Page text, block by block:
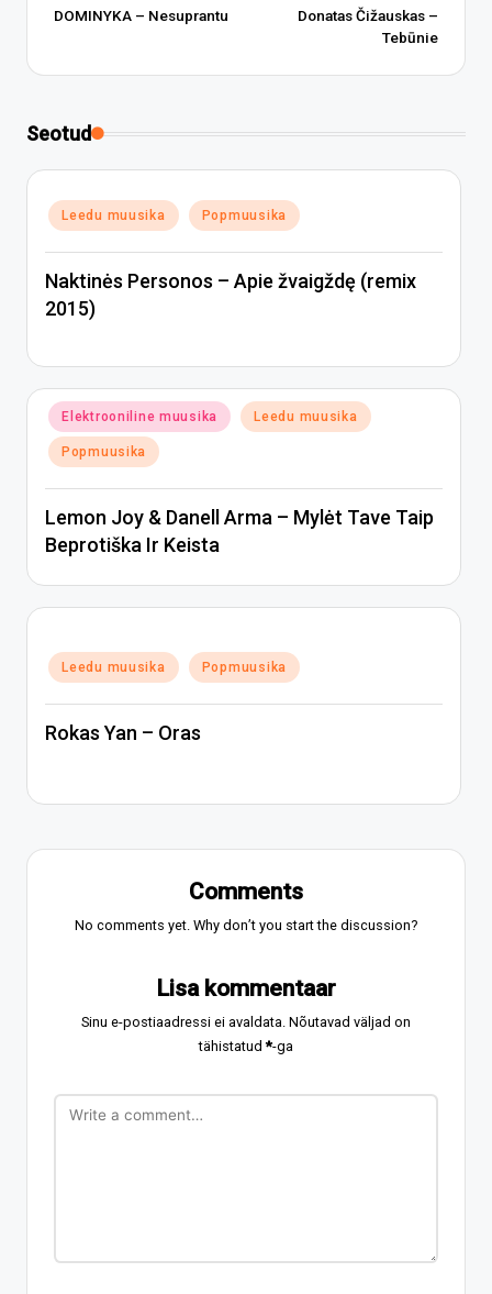
navigation
DOMINYKA – Nesuprantu
Donatas Čižauskas –
Tebūnie
Seotud
Posted
in
Leedu muusika Popmuusika
Naktinės Personos – Apie žvaigždę (remix
2015)
Posted
in
Elektrooniline muusika Leedu muusika
Popmuusika
Lemon Joy & Danell Arma – Mylėt Tave Taip
Beprotiška Ir Keista
Posted
in
Leedu muusika Popmuusika
Rokas Yan – Oras
Comments
No comments yet. Why don’t you start the discussion?
Lisa kommentaar
Sinu e-postiaadressi ei avaldata. Nõutavad väljad on
tähistatud*-ga